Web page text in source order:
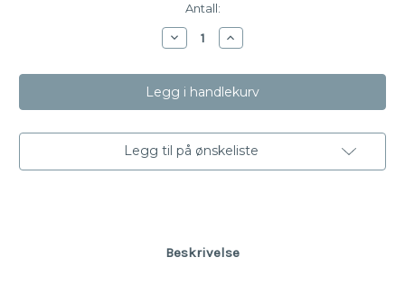
Antall:
Reduser
mengde
Deigskrape
i
oljet
bøk
Øk
antallet
Deigskrape
i
oljet
bøk
Legg til på ønskeliste
Beskrivelse